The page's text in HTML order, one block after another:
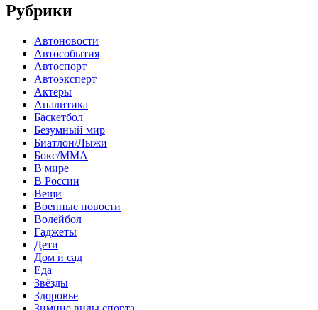
Рубрики
Автоновости
Автособытия
Автоспорт
Автоэксперт
Актеры
Аналитика
Баскетбол
Безумный мир
Биатлон/Лыжи
Бокс/MMA
В мире
В России
Вещи
Военные новости
Волейбол
Гаджеты
Дети
Дом и сад
Еда
Звёзды
Здоровье